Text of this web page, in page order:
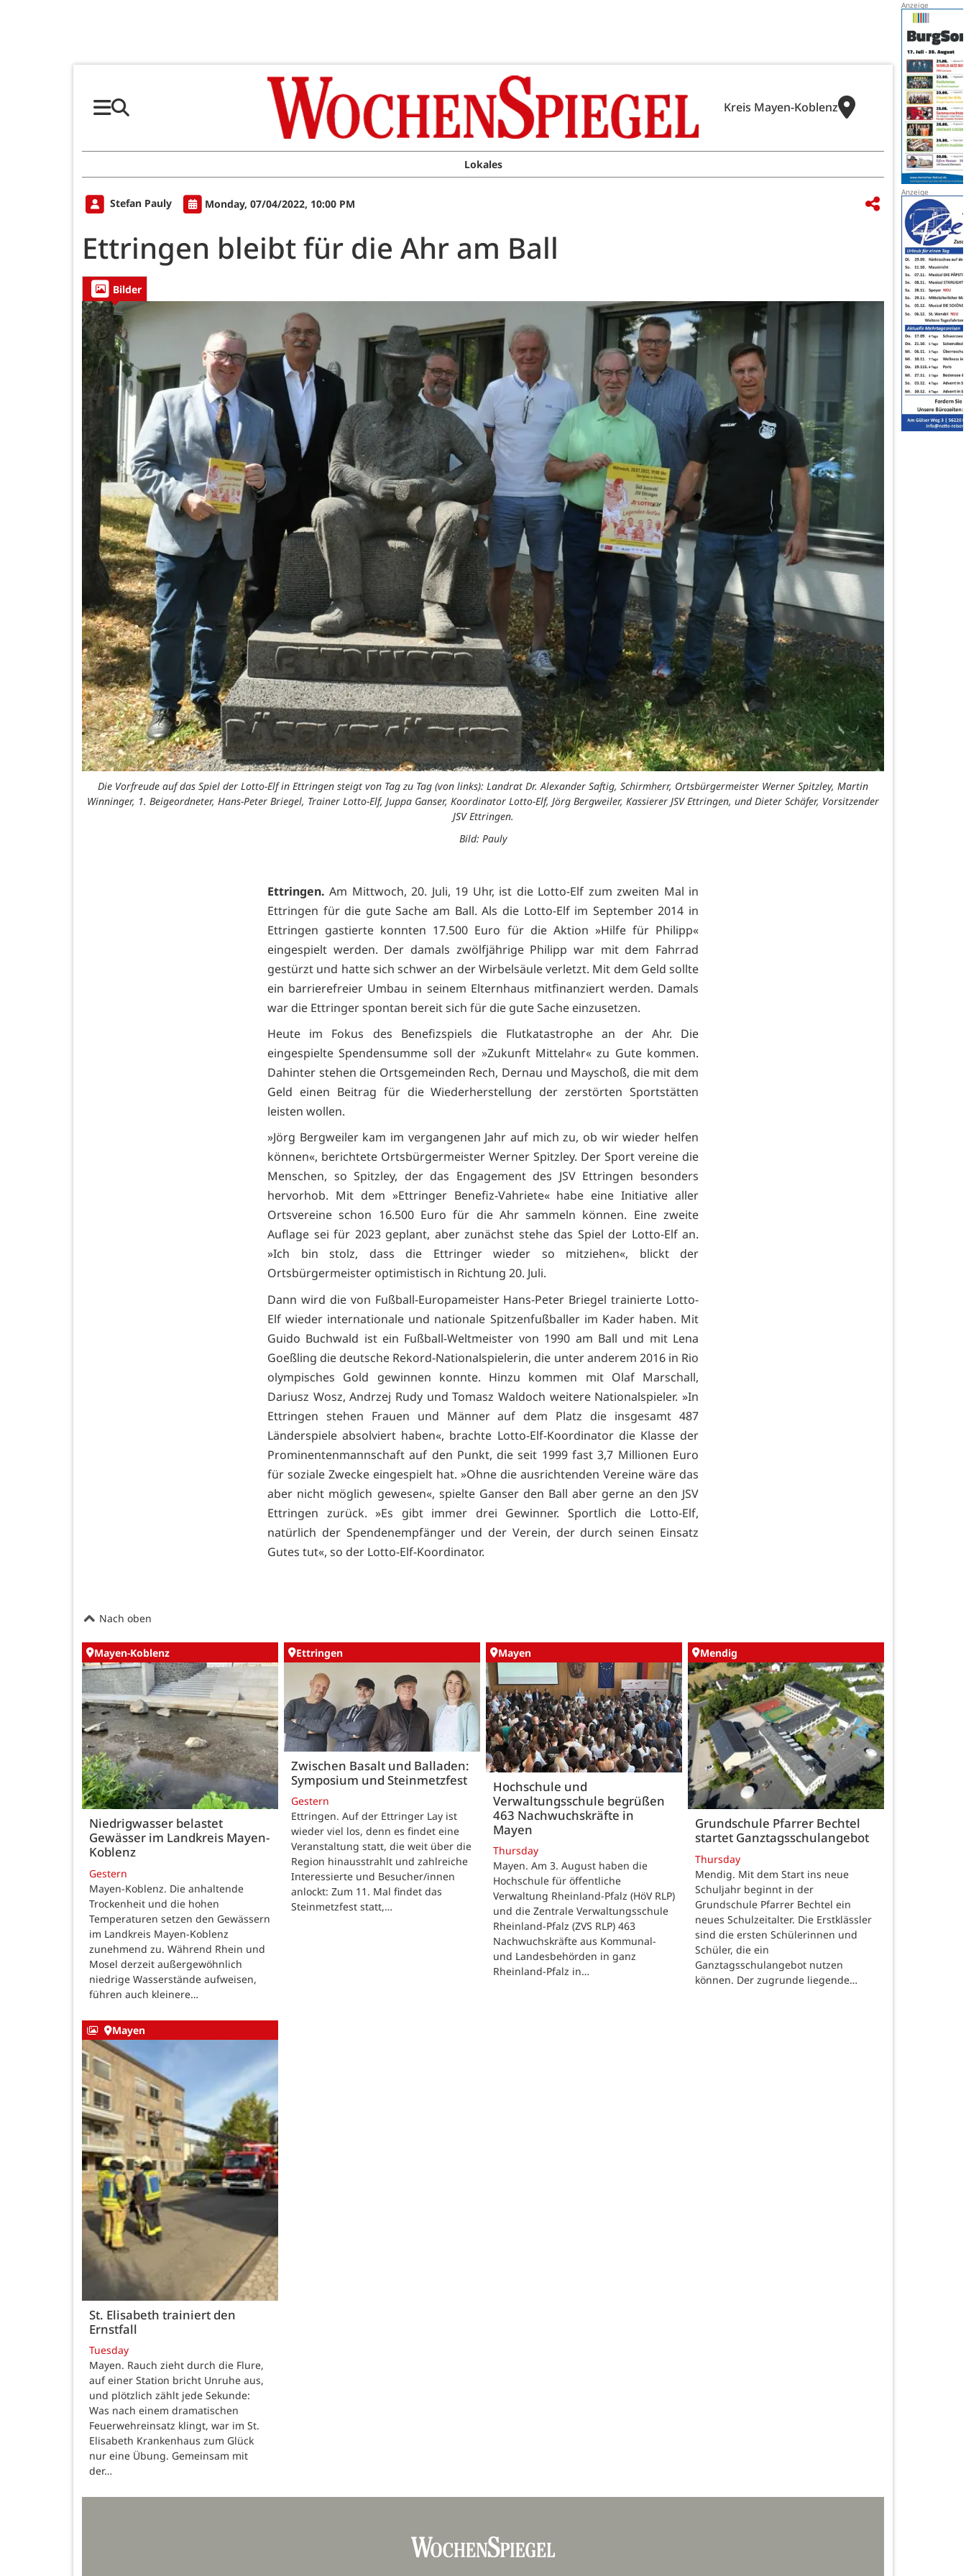
Kreis Mayen-Koblenz
Lokales
Stefan Pauly Monday, 07/04/2022, 10:00 PM
Ettringen bleibt für die Ahr am Ball
Bilder
Die Vorfreude auf das Spiel der Lotto-Elf in Ettringen steigt von Tag zu Tag (von links): Landrat Dr. Alexander Saftig, Schirmherr, Ortsbürgermeister Werner Spitzley, Martin
Winninger, 1. Beigeordneter, Hans-Peter Briegel, Trainer Lotto-Elf, Juppa Ganser, Koordinator Lotto-Elf, Jörg Bergweiler, Kassierer JSV Ettringen, und Dieter Schäfer, Vorsitzender
JSV Ettringen.
Bild: Pauly
Ettringen. Am Mittwoch, 20. Juli, 19 Uhr, ist die Lotto-Elf zum zweiten Mal in
Ettringen für die gute Sache am Ball. Als die Lotto-Elf im September 2014 in
Ettringen gastierte konnten 17.500 Euro für die Aktion »Hilfe für Philipp«
eingespielt werden. Der damals zwölfjährige Philipp war mit dem Fahrrad
gestürzt und hatte sich schwer an der Wirbelsäule verletzt. Mit dem Geld sollte
ein barrierefreier Umbau in seinem Elternhaus mitfinanziert werden. Damals
war die Ettringer spontan bereit sich für die gute Sache einzusetzen.
Heute im Fokus des Benefizspiels die Flutkatastrophe an der Ahr. Die
eingespielte Spendensumme soll der »Zukunft Mittelahr« zu Gute kommen.
Dahinter stehen die Ortsgemeinden Rech, Dernau und Mayschoß, die mit dem
Geld einen Beitrag für die Wiederherstellung der zerstörten Sportstätten
leisten wollen.
»Jörg Bergweiler kam im vergangenen Jahr auf mich zu, ob wir wieder helfen
können«, berichtete Ortsbürgermeister Werner Spitzley. Der Sport vereine die
Menschen, so Spitzley, der das Engagement des JSV Ettringen besonders
hervorhob. Mit dem »Ettringer Benefiz-Vahriete« habe eine Initiative aller
Ortsvereine schon 16.500 Euro für die Ahr sammeln können. Eine zweite
Auflage sei für 2023 geplant, aber zunächst stehe das Spiel der Lotto-Elf an.
»Ich bin stolz, dass die Ettringer wieder so mitziehen«, blickt der
Ortsbürgermeister optimistisch in Richtung 20. Juli.
Dann wird die von Fußball-Europameister Hans-Peter Briegel trainierte Lotto-
Elf wieder internationale und nationale Spitzenfußballer im Kader haben. Mit
Guido Buchwald ist ein Fußball-Weltmeister von 1990 am Ball und mit Lena
Goeßling die deutsche Rekord-Nationalspielerin, die unter anderem 2016 in Rio
olympisches Gold gewinnen konnte. Hinzu kommen mit Olaf Marschall,
Dariusz Wosz, Andrzej Rudy und Tomasz Waldoch weitere Nationalspieler. »In
Ettringen stehen Frauen und Männer auf dem Platz die insgesamt 487
Länderspiele absolviert haben«, brachte Lotto-Elf-Koordinator die Klasse der
Prominentenmannschaft auf den Punkt, die seit 1999 fast 3,7 Millionen Euro
für soziale Zwecke eingespielt hat. »Ohne die ausrichtenden Vereine wäre das
aber nicht möglich gewesen«, spielte Ganser den Ball aber gerne an den JSV
Ettringen zurück. »Es gibt immer drei Gewinner. Sportlich die Lotto-Elf,
natürlich der Spendenempfänger und der Verein, der durch seinen Einsatz
Gutes tut«, so der Lotto-Elf-Koordinator.
Nach oben
Mayen-Koblenz
Niedrigwasser belastet
Gewässer im Landkreis Mayen-
Koblenz
Gestern
Mayen-Koblenz. Die anhaltende
Trockenheit und die hohen
Temperaturen setzen den Gewässern
im Landkreis Mayen-Koblenz
zunehmend zu. Während Rhein und
Mosel derzeit außergewöhnlich
niedrige Wasserstände aufweisen,
führen auch kleinere…
Ettringen
Zwischen Basalt und Balladen:
Symposium und Steinmetzfest
Gestern
Ettringen. Auf der Ettringer Lay ist
wieder viel los, denn es findet eine
Veranstaltung statt, die weit über die
Region hinausstrahlt und zahlreiche
Interessierte und Besucher/innen
anlockt: Zum 11. Mal findet das
Steinmetzfest statt,…
Mayen
Hochschule und
Verwaltungsschule begrüßen
463 Nachwuchskräfte in
Mayen
Thursday
Mayen. Am 3. August haben die
Hochschule für öffentliche
Verwaltung Rheinland-Pfalz (HöV RLP)
und die Zentrale Verwaltungsschule
Rheinland-Pfalz (ZVS RLP) 463
Nachwuchskräfte aus Kommunal-
und Landesbehörden in ganz
Rheinland-Pfalz in…
Mendig
Grundschule Pfarrer Bechtel
startet Ganztagsschulangebot
Thursday
Mendig. Mit dem Start ins neue
Schuljahr beginnt in der
Grundschule Pfarrer Bechtel ein
neues Schulzeitalter. Die Erstklässler
sind die ersten Schülerinnen und
Schüler, die ein
Ganztagsschulangebot nutzen
können. Der zugrunde liegende…
Mayen
St. Elisabeth trainiert den
Ernstfall
Tuesday
Mayen. Rauch zieht durch die Flure,
auf einer Station bricht Unruhe aus,
und plötzlich zählt jede Sekunde:
Was nach einem dramatischen
Feuerwehreinsatz klingt, war im St.
Elisabeth Krankenhaus zum Glück
nur eine Übung. Gemeinsam mit
der…